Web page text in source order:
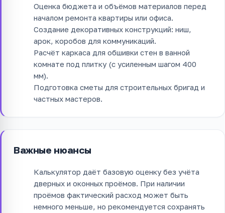
Оценка бюджета и объёмов материалов перед
началом ремонта квартиры или офиса.
Создание декоративных конструкций: ниш,
арок, коробов для коммуникаций.
Расчёт каркаса для обшивки стен в ванной
комнате под плитку (с усиленным шагом 400
мм).
Подготовка сметы для строительных бригад и
частных мастеров.
Важные нюансы
Калькулятор даёт базовую оценку без учёта
дверных и оконных проёмов. При наличии
проёмов фактический расход может быть
немного меньше, но рекомендуется сохранять